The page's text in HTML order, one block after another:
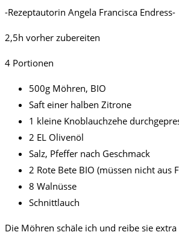
-Rezeptautorin Angela Francisca Endress-
2,5h vorher zubereiten
4 Portionen
500g Möhren, BIO
Saft einer halben Zitrone
1 kleine Knoblauchzehe
2 EL Olivenöl
Salz, Pfeffer nach Geschmack
2 Rote Bete BIO (müssen nicht aus
8 Walnüsse
Schnittlauch
Die Möhren schäle ich und reibe sie